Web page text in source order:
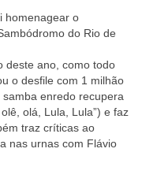
homenagear o
do Rio de
deste ano, como todo
o desfile com 1 milhão
enredo recupera
olá, Lula, Lula”) e faz
traz críticas ao
nas urnas com Flávio